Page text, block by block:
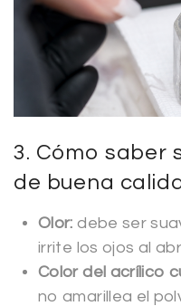
3. Cómo saber
de buena
Olor: debe ser
irrite los ojos al
Color del acrílico
no amarillea el